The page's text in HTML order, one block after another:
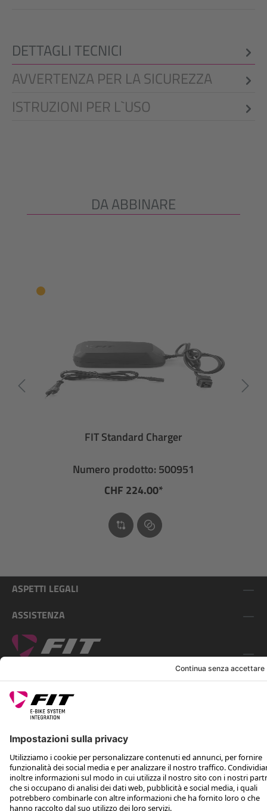
DETTAGLI TECNICI
AVVERTENZA PER LA SICUREZZA
ISTRUZIONI PER L`USO
Salta la galleria dei prodotti
DA ABBINARE
FIT Standard Charger
Numero prodotto: 500951
CHF 224.00*
ASPETTI LEGALI
ASSISTENZA
*Prezzo al dettaglio consigliato IVA inclusa più spese di spedizione e TSA
Rotax Bike Technology AG © 2025